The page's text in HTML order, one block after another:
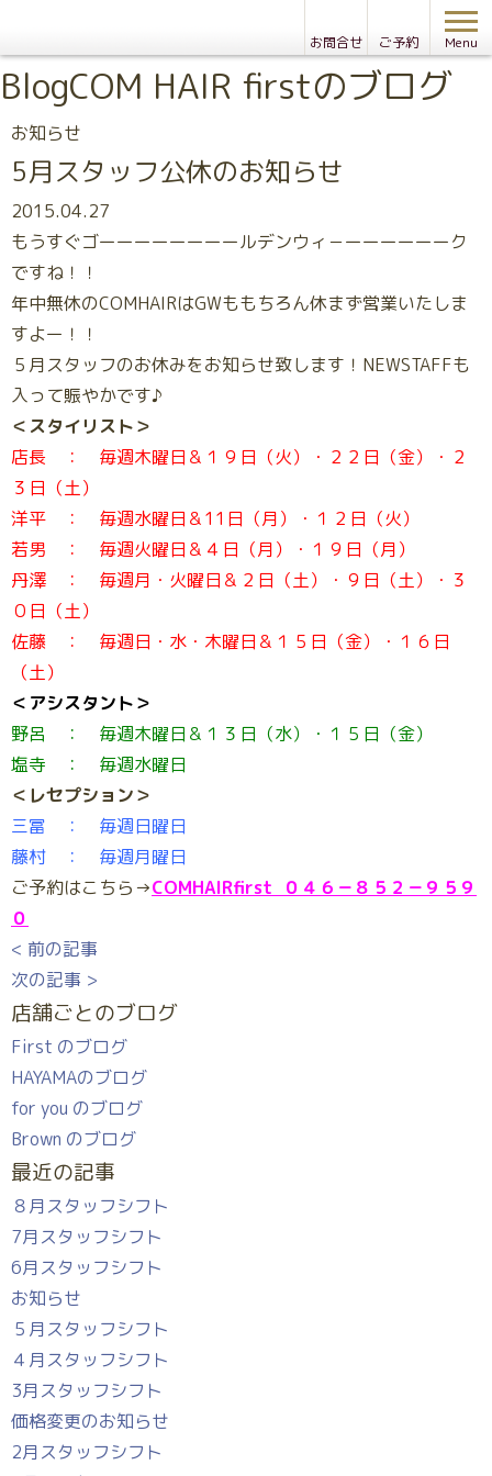
お問合せ ご予約 Menu
BlogCOM HAIR firstのブログ
お知らせ
5月スタッフ公休のお知らせ
2015.04.27
もうすぐゴーーーーーーーールデンウィ－ーーーーーーク
ですね！！
年中無休のCOMHAIRはGWももちろん休まず営業いたしま
すよー！！
５月スタッフのお休みをお知らせ致します！NEWSTAFFも
入って賑やかです♪
＜スタイリスト＞
店長 ： 毎週木曜日＆１９日（火）・２２日（金）・２
３日（土）
洋平 ： 毎週水曜日＆11日（月）・１２日（火）
若男 ： 毎週火曜日＆４日（月）・１９日（月）
丹澤 ： 毎週月・火曜日＆２日（土）・９日（土）・３
０日（土）
佐藤 ： 毎週日・水・木曜日＆１５日（金）・１６日
（土）
＜アシスタント＞
野呂 ： 毎週木曜日＆１３日（水）・１５日（金）
塩寺 ： 毎週水曜日
＜レセプション＞
三冨 ： 毎週日曜日
藤村 ： 毎週月曜日
ご予約はこちら→COMHAIRfirst ０４６－８５２－９５９
０
< 前の記事
次の記事 >
店舗ごとのブログ
First のブログ
HAYAMAのブログ
for you のブログ
Brown のブログ
最近の記事
８月スタッフシフト
7月スタッフシフト
6月スタッフシフト
お知らせ
５月スタッフシフト
４月スタッフシフト
3月スタッフシフト
価格変更のお知らせ
2月スタッフシフト